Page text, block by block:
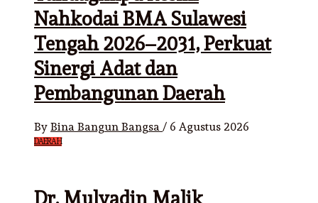
Nahkodai BMA Sulawesi
Tengah 2026–2031, Perkuat
Sinergi Adat dan
Pembangunan Daerah
By Bina Bangun Bangsa / 6 Agustus 2026
DAERAH
Dr. Mulyadin Malik